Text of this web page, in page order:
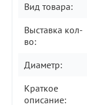
Вид товара:
Выставка кол-
во:
Диаметр:
Краткое
описание: